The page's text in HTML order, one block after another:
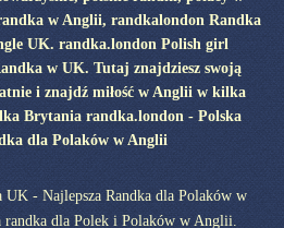
w Anglii, randkalondon Randka
UK. randka.london Polish girl
w UK. Tutaj znajdziesz swoją
i znajdź miłość w Anglii w kilka
Brytania randka.london - Polska
dla Polaków w Anglii
UK - Najlepsza Randka dla Polaków w
dla Polek i Polaków w Anglii.